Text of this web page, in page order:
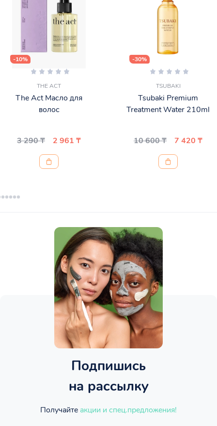
-10%
THE ACT
The Act Масло для
волос
3 290 ₸ 2 961 ₸
-30%
TSUBAKI
Tsubaki Premium
Treatment Water 210ml
10 600 ₸ 7 420 ₸
Подпишись
на рассылку
Получайте акции и спец.предложения!